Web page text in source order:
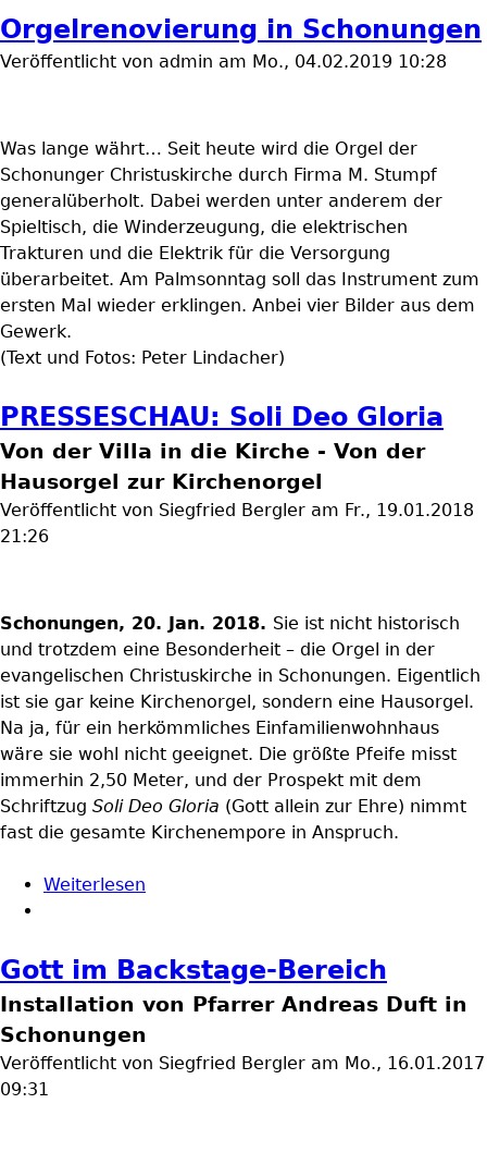
Orgelrenovierung in Schonungen
Veröffentlicht von admin am Mo., 04.02.2019 10:28
Was lange währt… Seit heute wird die Orgel der
Schonunger Christuskirche durch Firma M. Stumpf
generalüberholt. Dabei werden unter anderem der
Spieltisch, die Winderzeugung, die elektrischen
Trakturen und die Elektrik für die Versorgung
überarbeitet. Am Palmsonntag soll das Instrument zum
ersten Mal wieder erklingen. Anbei vier Bilder aus dem
Gewerk.
(Text und Fotos: Peter Lindacher)
PRESSESCHAU: Soli Deo Gloria
Von der Villa in die Kirche - Von der
Hausorgel zur Kirchenorgel
Veröffentlicht von Siegfried Bergler am Fr., 19.01.2018
21:26
Schonungen, 20. Jan. 2018. Sie ist nicht historisch
und trotzdem eine Besonderheit – die Orgel in der
evangelischen Christuskirche in Schonungen. Eigentlich
ist sie gar keine Kirchenorgel, sondern eine Hausorgel.
Na ja, für ein herkömmliches Einfamilienwohnhaus
wäre sie wohl nicht geeignet. Die größte Pfeife misst
immerhin 2,50 Meter, und der Prospekt mit dem
Schriftzug Soli Deo Gloria (Gott allein zur Ehre) nimmt
fast die gesamte Kirchenempore in Anspruch.
Weiterlesen
Gott im Backstage-Bereich
Installation von Pfarrer Andreas Duft in
Schonungen
Veröffentlicht von Siegfried Bergler am Mo., 16.01.2017
09:31